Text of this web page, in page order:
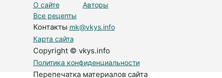
О сайте
Авторы
Все рецепты
Контакты mk@vkys.info
Карта сайта
Copyright © vkys.info
Политика конфиденциальности
Перепечатка материалов сайта